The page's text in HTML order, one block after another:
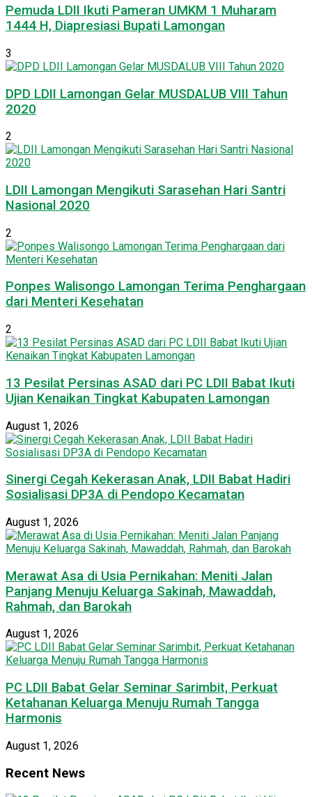
Pemuda LDII Ikuti Pameran UMKM 1 Muharam
1444 H, Diapresiasi Bupati Lamongan
3
DPD LDII Lamongan Gelar MUSDALUB VIII Tahun
2020
2
LDII Lamongan Mengikuti Sarasehan Hari Santri
Nasional 2020
2
Ponpes Walisongo Lamongan Terima Penghargaan
dari Menteri Kesehatan
2
13 Pesilat Persinas ASAD dari PC LDII Babat Ikuti
Ujian Kenaikan Tingkat Kabupaten Lamongan
August 1, 2026
Sinergi Cegah Kekerasan Anak, LDII Babat Hadiri
Sosialisasi DP3A di Pendopo Kecamatan
August 1, 2026
Merawat Asa di Usia Pernikahan: Meniti Jalan
Panjang Menuju Keluarga Sakinah, Mawaddah,
Rahmah, dan Barokah
August 1, 2026
PC LDII Babat Gelar Seminar Sarimbit, Perkuat
Ketahanan Keluarga Menuju Rumah Tangga
Harmonis
August 1, 2026
Recent News